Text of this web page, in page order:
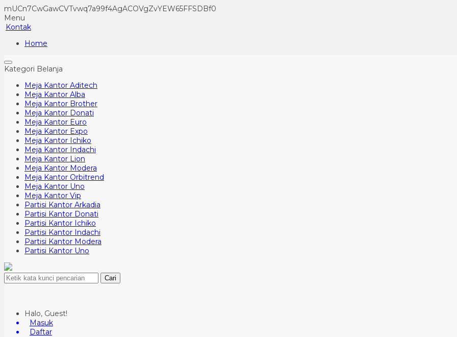
mUCn7CwGawCVTvwq7a99f4AgACOVgZvYEW65FFSDBf0
Menu
Kontak
Home
Kategori Belanja
Meja Kantor Aditech
Meja Kantor Alba
Meja Kantor Brother
Meja Kantor Donati
Meja Kantor Euro
Meja Kantor Expo
Meja Kantor Ichiko
Meja Kantor Indachi
Meja Kantor Lion
Meja Kantor Modera
Meja Kantor Orbitrend
Meja Kantor Uno
Meja Kantor Vip
Partisi Kantor Arkadia
Partisi Kantor Donati
Partisi Kantor Ichiko
Partisi Kantor Indachi
Partisi Kantor Modera
Partisi Kantor Uno
Cari
Halo, Guest!
Masuk
Daftar